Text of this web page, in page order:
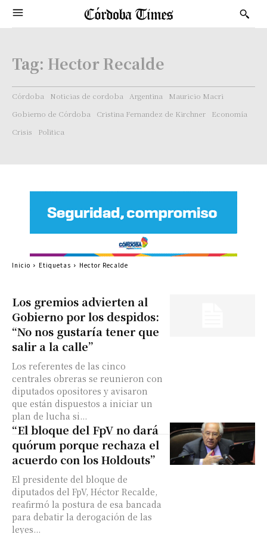
Tag: Hector Recalde
Córdoba Noticias de cordoba Argentina
Mauricio Macri
Gobierno de Córdoba
Cristina Fernandez de Kirchner
Economía
Crisis
Politica
Los gremios advierten al
Gobierno por los despidos:
“No nos gustaría tener que
salir a la calle”
Los referentes de las cinco
centrales obreras se reunieron con
diputados opositores y avisaron
que están dispuestos a iniciar un
plan de lucha si...
“El bloque del FpV no dará
quórum porque rechaza el
acuerdo con los Holdouts”
El presidente del bloque de
diputados del FpV, Héctor Recalde,
reafirmó la postura de esa bancada
para debatir la derogación de las
leyes...
Inicio Etiquetas Hector Recalde